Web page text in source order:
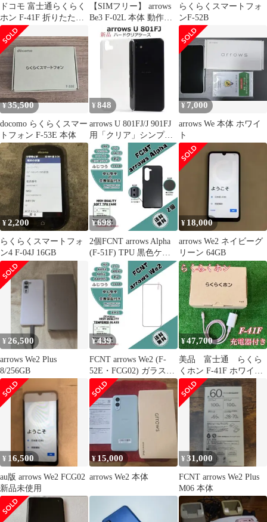
ドコモ 富士通らくらく
ホン F-41F 折りたたみ
4G対応最新モデル ネイ
ビー
【SIMフリー】 arrows
Be3 F-02L 本体 動作確
認済み
らくらくスマートフォ
ンF-52B
¥35,500
docomo らくらくスマー
トフォン F-53E 本体
¥ 848
arrows U 801FJ/J 901FJ
用「クリア」シンプル
ハードケース新品
¥ 7,000
arrows We 本体 ホワイ
ト
¥2,200
らくらくスマートフォ
ン4 F-04J 16GB
¥698
2個FCNT arrows Alpha
(F-51F) TPU 黒色ケー
スd
¥ 18,000
arrows We2 ネイビーグ
リーン 64GB
¥ 26,500
arrows We2 Plus
8/256GB
¥439
FCNT arrows We2 (F-
52E・FCG02) ガラスフ
ィルム黒b
¥47,700
美品 富士通 らくら
くホン F-41F ホワイト
ACアダプタ付き
¥ 16,500
au版 arrows We2 FCG02
新品未使用
¥ 15,000
arrows We2 本体
¥31,000
FCNT arrows We2 Plus
M06 本体